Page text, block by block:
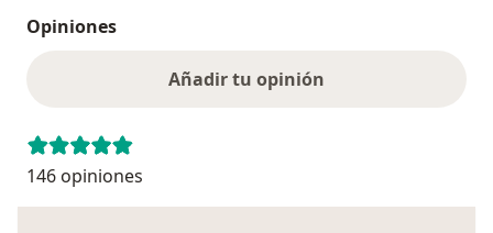
Opiniones
Añadir tu opinión
146 opiniones